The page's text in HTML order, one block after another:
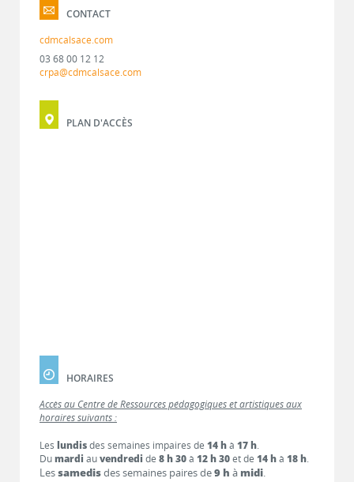
CONTACT
cdmcalsace.com
03 68 00 12 12
crpa@cdmcalsace.com
PLAN D'ACCÈS
HORAIRES
Accès au Centre de Ressources pédagogiques et artistiques aux
horaires suivants :
Les lundisdes semaines impaires de 14 hà 17 h.
Dumardi auvendredi de 8 h 30à 12 h 30et de 14 hà 18 h.
Lessamedisdes semaines paires de9 h à midi.